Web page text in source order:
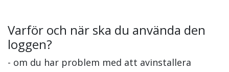
Varför och när ska du använda den
loggen?
- om du har problem med att avinstallera